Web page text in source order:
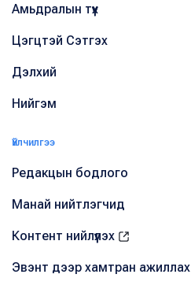
Амьдралын түүх
Цэгцтэй Сэтгэх
Дэлхий
Нийгэм
Үйлчилгээ
Редакцын бодлого
Манай нийтлэгчид
Контент нийлүүлэх
Эвэнт дээр хамтран ажиллах